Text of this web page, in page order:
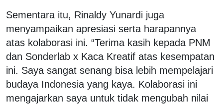
Sementara itu, Rinaldy Yunardi juga
menyampaikan apresiasi serta harapannya
atas kolaborasi ini. “Terima kasih kepada PNM
dan Sonderlab x Kaca Kreatif atas kesempatan
ini. Saya sangat senang bisa lebih mempelajari
budaya Indonesia yang kaya. Kolaborasi ini
mengajarkan saya untuk tidak mengubah nilai